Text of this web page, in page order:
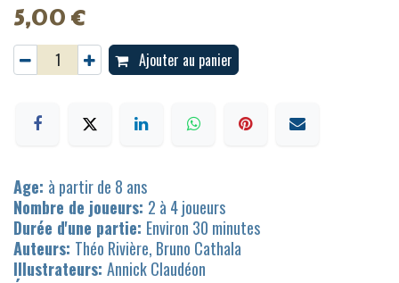
5,00€
Ajouter au panier
Age: à partir de 8 ans
Nombre de joueurs: 2 à 4 joueurs
Durée d'une partie: Environ 30 minutes
Auteurs: Théo Rivière, Bruno Cathala
Illustrateurs: Annick Claudéon